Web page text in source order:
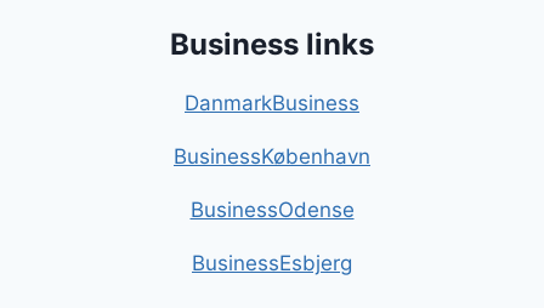
Business links
DanmarkBusiness
BusinessKøbenhavn
BusinessOdense
BusinessEsbjerg